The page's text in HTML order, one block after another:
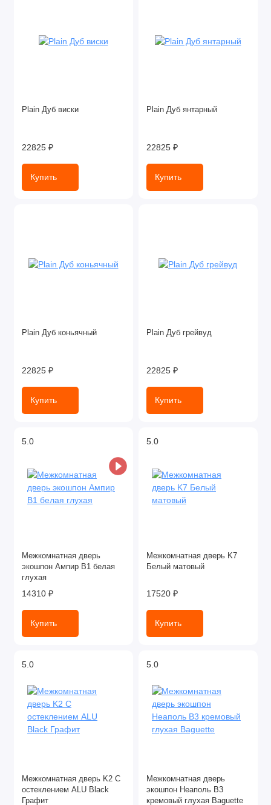
Plain Дуб виски
22825 ₽
Купить
Plain Дуб янтарный
22825 ₽
Купить
Plain Дуб коньячный
22825 ₽
Купить
Plain Дуб грейвуд
22825 ₽
Купить
5.0
Межкомнатная дверь
экошпон Ампир В1 белая
глухая
14310 ₽
Купить
5.0
Межкомнатная дверь K7
Белый матовый
17520 ₽
Купить
5.0
Межкомнатная дверь K2 С
остеклением ALU Black
Графит
5.0
Межкомнатная дверь
экошпон Неаполь В3
кремовый глухая Baguette